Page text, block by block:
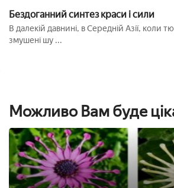
Бездоганний синтез краси і сили
В далекій давнині, в Середній Азії, коли
змушені шу ...
Можливо Вам буде